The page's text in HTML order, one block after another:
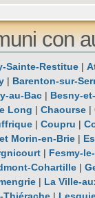
con
Sainte-Restitue |
| Barenton-sur-
au-Bac| Besny-
Long |Chaourse |
|Coupru |
Morin-en-Brie|
| Fesmy-
Cohartille |
| La Ville-
Thiérache |